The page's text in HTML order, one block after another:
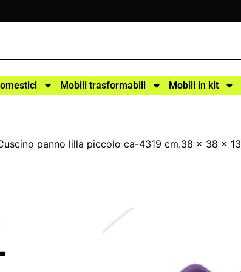
Mobili trasformabili Mobili in kit
panno lilla piccolo ca-4319 cm.38 x 38 x 13